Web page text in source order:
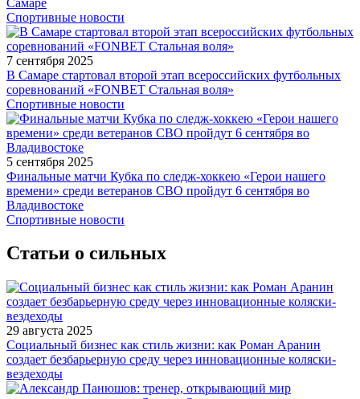
Спортивные новости
7 сентября 2025
В Самаре стартовал второй этап всероссийских футбольных
соревнований «FONBET Стальная воля»
Спортивные новости
5 сентября 2025
Финальные матчи Кубка по следж-хоккею «Герои нашего
времени» среди ветеранов СВО пройдут 6 сентября во
Владивостоке
Спортивные новости
Статьи о сильных
29 августа 2025
Социальный бизнес как стиль жизни: как Роман Аранин
создает безбарьерную среду через инновационные коляски-
вездеходы